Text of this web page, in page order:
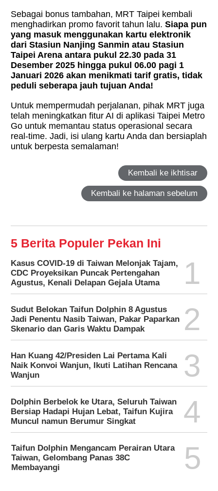
Sebagai bonus tambahan, MRT Taipei kembali
menghadirkan promo favorit tahun lalu.Siapa pun
yang masuk menggunakan kartu elektronik
dari Stasiun Nanjing Sanmin atau Stasiun
Taipei Arena antara pukul 22.30 pada 31
Desember 2025 hingga pukul 06.00 pagi 1
Januari 2026 akan menikmati tarif gratis, tidak
peduli seberapa jauh tujuan Anda!
Untuk mempermudah perjalanan, pihak MRT juga
telah meningkatkan fitur AI di aplikasi Taipei Metro
Go untuk memantau status operasional secara
real-time. Jadi, isi ulang kartu Anda dan bersiaplah
untuk berpesta semalaman!
Kembali ke ikhtisar
Kembali ke halaman sebelum
5 Berita Populer Pekan Ini
Kasus COVID-19 di Taiwan Melonjak Tajam,
CDC Proyeksikan Puncak Pertengahan
Agustus, Kenali Delapan Gejala Utama
1
Sudut Belokan Taifun Dolphin 8 Agustus
Jadi Penentu Nasib Taiwan, Pakar Paparkan
Skenario dan Garis Waktu Dampak
2
Han Kuang 42/Presiden Lai Pertama Kali
Naik Konvoi Wanjun, Ikuti Latihan Rencana
Wanjun
3
Dolphin Berbelok ke Utara, Seluruh Taiwan
Bersiap Hadapi Hujan Lebat, Taifun Kujira
Muncul namun Berumur Singkat
4
Taifun Dolphin Mengancam Perairan Utara
Taiwan, Gelombang Panas 38C
Membayangi
5